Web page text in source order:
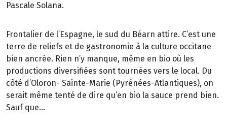
Pascale Solana.
Frontalier de l’Espagne, le sud du Béarn attire. C’est une
terre de reliefs et de gastronomie à la culture occitane
bien ancrée. Rien n’y manque, même en bio où les
productions diversifiées sont tournées vers le local. Du
côté d’Oloron- Sainte-Marie (Pyrénées-Atlantiques), on
serait même tenté de dire qu’en bio la sauce prend bien.
Sauf que…